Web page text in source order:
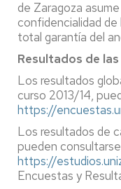
de Zaragoza
confidencialidad
total garantía del
Resultados de
Los resultados
curso 2013/14,
https://
Los resultados de
pueden
https://
Encuestas y